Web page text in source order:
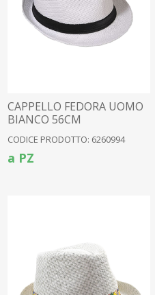
CAPPELLO FEDORA UOMO
BIANCO 56CM
CODICE PRODOTTO: 6260994
a PZ